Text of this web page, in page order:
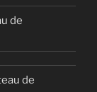
de
de